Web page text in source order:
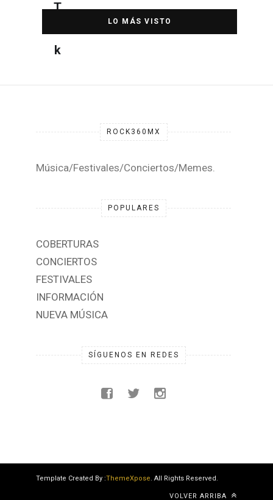
DESTACADA
ROCK360MX
Música/Festivales/Conciertos/Memes.
POPULARES
COBERTURAS
CONCIERTOS
FESTIVALES
INFORMACIÓN
NUEVA MÚSICA
SÍGUENOS EN REDES
Template Created By :ThemeXpose. All Rights Reserved.
VOLVER ARRIBA